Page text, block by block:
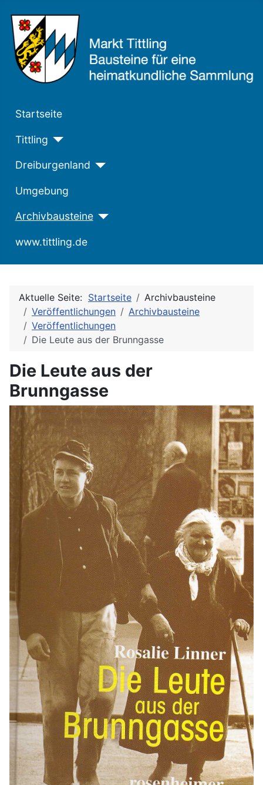
Startseite
Tittling
Dreiburgenland
Umgebung
Archivbausteine
www.tittling.de
Aktuelle Seite: Startseite
Archivbausteine
Veröffentlichungen
Archivbausteine
Veröffentlichungen
Die Leute aus der Brunngasse
Die Leute aus der
Brunngasse